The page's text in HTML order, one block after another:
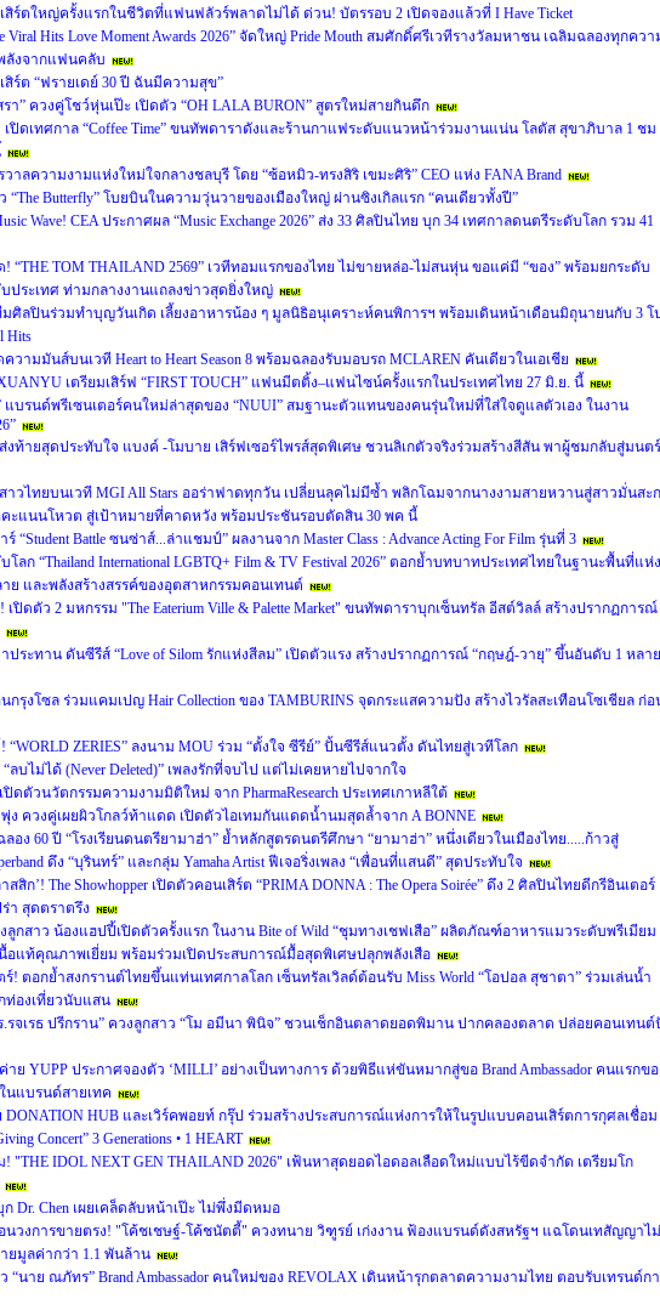
เสิร์ตใหญ่ครั้งแรกในชีวิตที่แฟนฟลัวร์พลาดไม่ได้ ด่วน! บัตรรอบ 2 เปิดจองแล้วที่ I Have Ticket
Viral Hits Love Moment Awards 2026” จัดใหญ่ Pride Mouth สมศักดิ์ศรีเวทีรางวัลมหาชน เฉลิมฉลองทุกควา
ลังจากแฟนคลับ
ร์ต “ฟรายเดย์ 30 ปี ฉันมีความสุข”
า” ควงคู่โชว์หุ่นเป๊ะ เปิดตัว “OH LALA BURON” สูตรใหม่สายกินดึก
ปิดเทศกาล “Coffee Time” ขนทัพดาราดังและร้านกาแฟระดับแนวหน้าร่วมงานแน่น โลตัส สุขาภิบาล 1 ชม
รวาลความงามแห่งใหม่ใจกลางชลบุรี โดย “ซ้อหมิว-ทรงสิริ เขมะศิริ” CEO แห่ง FANA Brand
ว “The Butterfly” โบยบินในความวุ่นวายของเมืองใหญ่ ผ่านซิงเกิลแรก “คนเดียวทั้งปี”
Wave! CEA ประกาศผล “Music Exchange 2026” ส่ง 33 ศิลปินไทย บุก 34 เทศกาลดนตรีระดับโลก รวม 41
“THE TOM THAILAND 2569” เวทีทอมแรกของไทย ไม่ขายหล่อ-ไม่สนหุ่น ขอแค่มี “ของ” พร้อมยกระดับ
ประเทศ ท่ามกลางงานแถลงข่าวสุดยิ่งใหญ่
ศิลปินร่วมทำบุญวันเกิด เลี้ยงอาหารน้อง ๆ มูลนิธิอนุเคราะห์คนพิการฯ พร้อมเดินหน้าเดือนมิถุนายนกับ 3 โ
Hits
วามมันส์บนเวที Heart to Heart Season 8 พร้อมฉลองรับมอบรถ MCLAREN คันเดียวในเอเชีย
เตรียมเสิร์ฟ “FIRST TOUCH” แฟนมีตติ้ง–แฟนไซน์ครั้งแรกในประเทศไทย 27 มิ.ย. นี้
แบรนด์พรีเซนเตอร์คนใหม่ล่าสุดของ “NUUI” สมฐานะตัวแทนของคนรุ่นใหม่ที่ใส่ใจดูแลตัวเอง ในงาน
ส่งท้ายสุดประทับใจ แบงค์ -โมบาย เสิร์ฟเซอร์ไพรส์สุดพิเศษ ชวนลิเกตัวจริงร่วมสร้างสีสัน พาผู้ชมกลับสู่มนตร์
วไทยบนเวที MGI All Stars ออร่าฟาดทุกวัน เปลี่ยนลุคไม่มีซ้ำ พลิกโฉมจากนางงามสายหวานสู่สาวมั่นสะ
ะแนนโหวต สู่เป้าหมายที่คาดหวัง พร้อมประชันรอบตัดสิน 30 พค นี้
“Student Battle ซนซ่าส์...ล่าแชมป์” ผลงานจาก Master Class : Advance Acting For Film รุ่นที่ 3
โลก “Thailand International LGBTQ+ Film & TV Festival 2026” ตอกย้ำบทบาทประเทศไทยในฐานะพื้นที่แห่ง
ย และพลังสร้างสรรค์ของอุตสาหกรรมคอนเทนต์
ดตัว 2 มหกรรม "The Eaterium Ville & Palette Market" ขนทัพดาราบุกเซ็นทรัล อีสต์วิลล์ สร้างปรากฏการณ์
ประทาน ดันซีรีส์ “Love of Silom รักแห่งสีลม” เปิดตัวแรง สร้างปรากฏการณ์ “กฤษฎ์-วายุ” ขึ้นอันดับ 1 หลาย
กรุงโซล ร่วมแคมเปญ Hair Collection ของ TAMBURINS จุดกระแสความปัง สร้างไวรัลสะเทือนโซเชียล ก่อ
ZERIES” ลงนาม MOU ร่วม “ตั้งใจ ซีรีย์” ปั้นซีรีส์แนวตั้ง ดันไทยสู่เวทีโลก
บไม่ได้ (Never Deleted)” เพลงรักที่จบไป แต่ไม่เคยหายไปจากใจ
ดตัวนวัตกรรมความงามมิติใหม่ จาก PharmaResearch ประเทศเกาหลีใต้
พุ่ง ควงคู่เผยผิวโกลว์ท้าแดด เปิดตัวไอเทมกันแดดน้ำนมสุดล้ำจาก A BONNE
อง 60 ปี “โรงเรียนดนตรียามาฮ่า” ย้ำหลักสูตรดนตรีศึกษา “ยามาฮ่า” หนึ่งเดียวในเมืองไทย.....ก้าวสู่
ดึง “บุรินทร์” และกลุ่ม Yamaha Artist ฟีเจอริ่งเพลง “เพื่อนที่แสนดี” สุดประทับใจ
สสิก’! The Showhopper เปิดตัวคอนเสิร์ต “PRIMA DONNA : The Opera Soirée” ดึง 2 ศิลปินไทยดีกรีอินเตอร์
า สุดตราตรึง
ลูกสาว น้องแฮปปี้เปิดตัวครั้งแรก ในงาน Bite of Wild “ชุมทางเชฟเสือ” ผลิตภัณฑ์อาหารแมวระดับพรีเมียม
อแท้คุณภาพเยี่ยม พร้อมร่วมเปิดประสบการณ์มื้อสุดพิเศษปลุกพลังเสือ
! ตอกย้ำสงกรานต์ไทยขึ้นแท่นเทศกาลโลก เซ็นทรัลเวิลด์ต้อนรับ Miss World “โอปอล สุชาตา” ร่วมเล่นน้ำ
ท่องเที่ยวนับแสน
รจเรธ ปรีกราน” ควงลูกสาว “โม อมีนา พินิจ” ชวนเช็กอินตลาดยอดพิมาน ปากคลองตลาด ปล่อยคอนเทนต์
ค่าย YUPP ประกาศจองตัว ‘MILLI’ อย่างเป็นทางการ ด้วยพิธีแห่ขันหมากสู่ขอ Brand Ambassador คนแรกข
นแบรนด์สายเทค
HUB และเวิร์คพอยท์ กรุ๊ป ร่วมสร้างประสบการณ์แห่งการให้ในรูปแบบคอนเสิร์ตการกุศลเชื่อม
Concert” 3 Generations • 1 HEART
"THE IDOL NEXT GEN THAILAND 2026" เฟ้นหาสุดยอดไอดอลเลือดใหม่แบบไร้ขีดจำกัด เตรียมโก
Dr. Chen เผยเคล็ดลับหน้าเป๊ะ ไม่พึ่งมีดหมอ
อนวงการขายตรง! "โค้ชเชษฐ์-โค้ชนัตตี้" ควงทนาย วิฑูรย์ เก่งงาน ฟ้องแบรนด์ดังสหรัฐฯ แฉโดนเทสัญญาไม่
ายมูลค่ากว่า 1.1 พันล้าน
ว “นาย ณภัทร” Brand Ambassador คนใหม่ของ REVOLAX เดินหน้ารุกตลาดความงามไทย ตอบรับเทรนด์ก